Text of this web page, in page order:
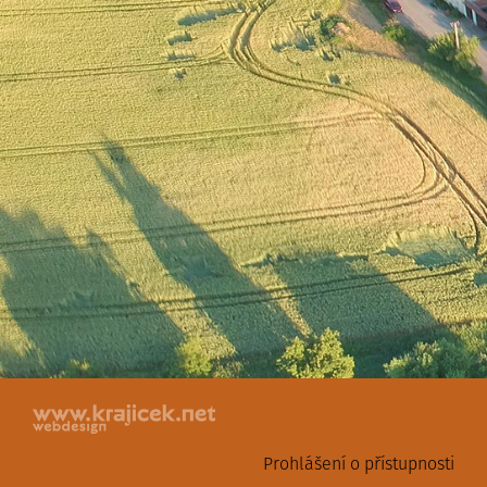
Prohlášení o přístupnosti